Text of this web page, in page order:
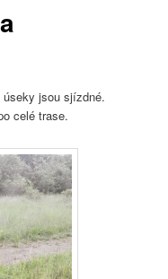
úseky jsou sjízdné.
celé trase.